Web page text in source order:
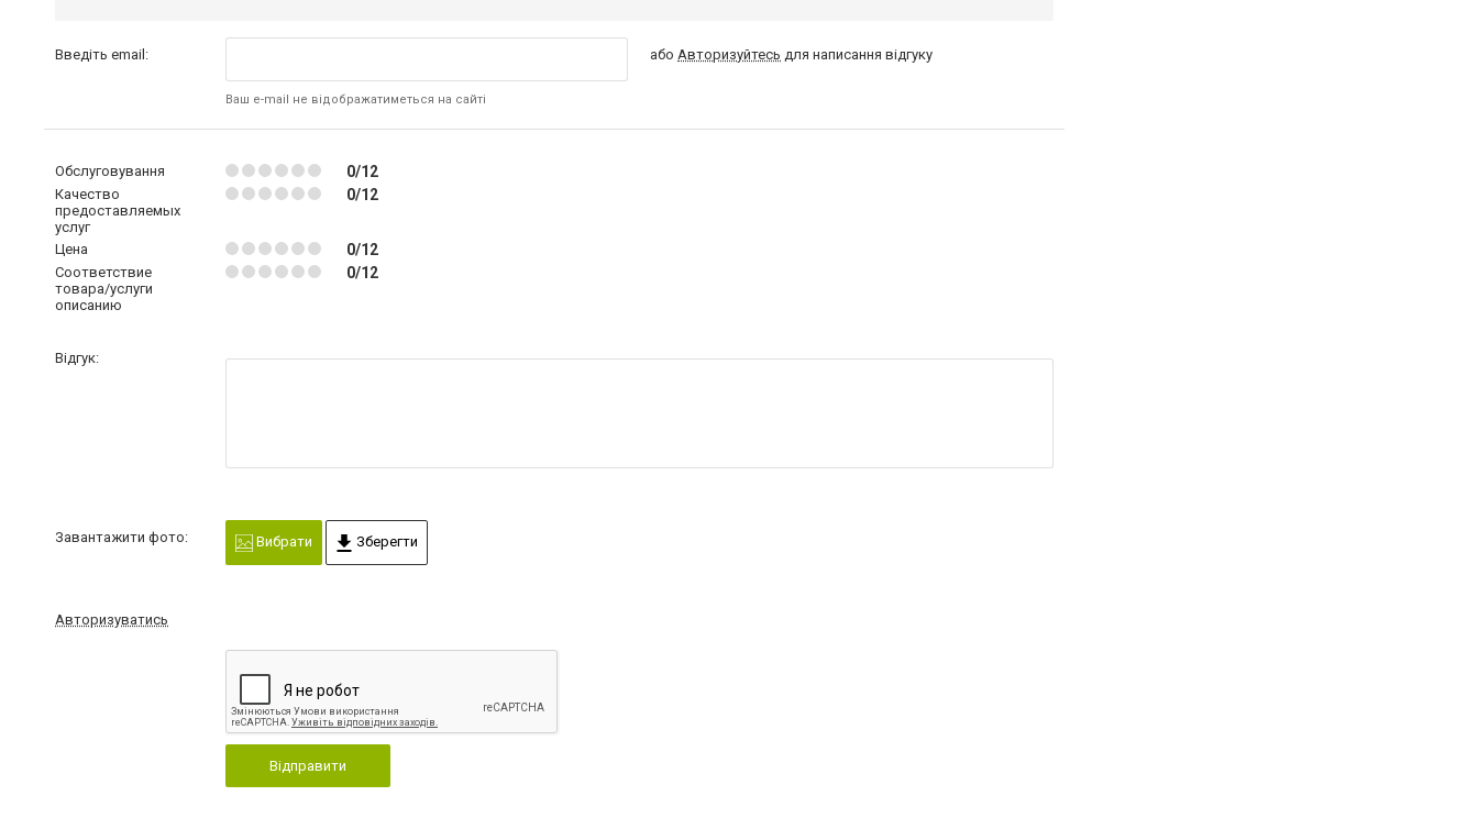
Введіть email:
Ваш e-mail не відображатиметься на сайті
абоАвторизуйтесь для написання відгуку
Обслуговування 0/12
Качество
предоставляемых
услуг
0/12
Цена 0/12
Соответствие
товара/услуги
описанию
0/12
Відгук:
Завантажити фото: Вибрати Зберегти
Авторизуватись
Відправити